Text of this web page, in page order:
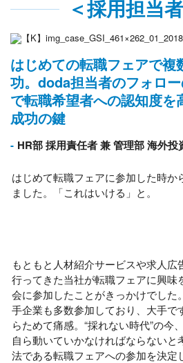
＜採用担当
はじめての転職フェアで複
功。doda担当者のフォロ
で転職希望者への認知度を
成功の鍵
HR部 採用責任者 兼 管理部 海外
はじめて転職フェアに参加した時か
ました。「これはいける」と。
もともと人材紹介サービスや求人広
行ってきた当社が転職フェアに興味
会に参加したことがきっかけでした
手企業も多数参加しており、大手で
らためて痛感。“採れない時代”の今
自ら動いていかなければならない
法である転職フェアへの参加を決定